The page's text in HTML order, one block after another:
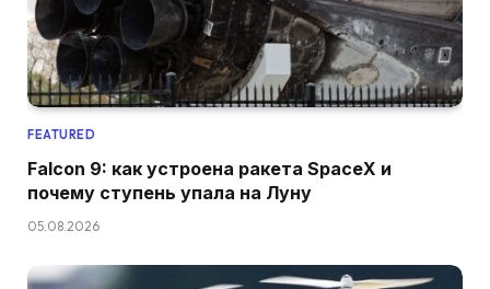
FEATURED
Falcon 9: как устроена ракета SpaceX и
почему ступень упала на Луну
05.08.2026